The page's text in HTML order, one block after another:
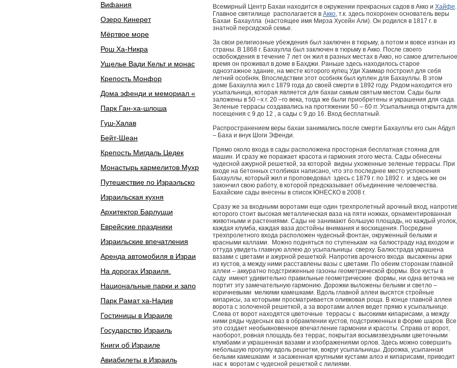
Вифания
Озеро Кинерет
Мёртвое море
Рош Ха-Никра
Ущелье Вади Кельт и монас
Крепость Монфор
Дома эфенди и мемориал «
Парк Ган-ха-шлоша
Гуш-Халав
Бейт-Шеан
Крепость Мигдаль Цедек
Монастырь кармелитов Мухр
Путешествие по Израэльско
Израильская кухня
Архитектор Барлуцци
Еврейские праздники
Израильские впечатления
Аренда автомобиля в Израи
На дорогах Израиля.
Национальные парки и запо
Парк Рамат ха-Надив
Гостиницы в Израиле
Государство Израиль
Книги об Израиле
Авиабилеты в Израиль
Всемирный Центр Бахаи находится в окружении прекрасных садов в Акко и Хайфе.
Главное святилище располагается в Акко, т.к. здесь похоронен основатель веры
Бахаи Бахаулла (настоящее имя Мирза Хусейн Али). Он родился в 1817 г. в
знатной персидской семье.
За свои религиозные убеждения был заключен в тюрьму, а потом и вовсе изгнан из
страны. В 1868 г. Бахаулла был заключен в тюрьму в Акко. После своего
освобождения в течение 7 лет он жил в разных местах в Акко, но самое длительное
время он проживал в доме в Бахджи. Раньше здесь находилось старое
одноэтажное здание, на месте которого купец Уди Хаммар построил для себя
летний особняк. Впоследствии этот особняк был куплен для Бахауллы. В этом
доме Бахаулла жил с 1879 года до своей смерти в 1892 году. Рядом находится его
усыпальница, которая является для бахаи самым святым местом. Сады были
заложены в 50 –х г. 20 –го века, тогда же были приобретены и украшения для сада.
Зеленые террасы создавались на протяжении 50 – 60 гг. Усыпальница открыта для
посещения с 9 до 12 , а сады с 9 до 16. Вход бесплатный.
Распространением веры бахаи занимались после смерти Бахауллы его сын Абдул
– Баха и внук Шоги Эфенди.
Прямо около входа в сады расположена просторная бесплатная стоянка для
машин. И сразу же поражает красота и гармония этого места. Сады обнесены
чудесной ажурной решеткой, за которой видны ухоженные зеленые террасы. При
входе на бетонных столбиках написано, что это последнее место успокоения
Бахауллы, который жил и проповедовал здесь с 1879 г. по 1892 г. и здесь же он
закончил свою работу, в которой предсказывает объединение человечества.
Бахайские сады внесены в список ЮНЕСКО в 2008 г.
Сразу же за входными воротами еще один трехпролетный арочный вход, напротив
которого стоит высокая металлическая ваза на пяти ножках, орнаментированная
животными и растениями. Сады не занимают большую площадь, но каждый уголок,
каждая клумба, каждая ваза достойны внимания и восхищения. Посредине
трехпролетного входа расположен чудесный фонтан, окруженный белыми и
красными каллами. Можно подняться по ступенькам на балюстраду над входом и
оттуда увидеть главную аллею до усыпальницы сверху. Балюстрада украшена
вазами с цветами и ажурной решеткой. Напротив арочного входа высажены арки
из кустов, а между ними расставлены вазы с цветами. По обеим сторонам главной
аллеи – аккуратно подстриженные газоны геометрической формы. Все кусты в
саду имеют удивительно правильные геометрические формы, ни одна веточка не
портит эту замечательную гармонию. Дорожки выложены белыми и светло –
коричневыми мелкими камешками. Вдоль главной аллеи высятся стройные
кипарисы, за которыми просматривается оливковая роща. В конце главной аллеи
ворота с золоченой решеткой, а за воротами аллея ведет прямо к усыпальнице.
Слева от ворот находятся цветочные террасы с высокими кипарисами, а между
ними ряды чудесных ваз в обрамлении кустов, подстриженных в форме шаров. Все
это создает необыкновенное впечатление гармонии и красоты. Справа от ворот,
наоборот, ровная площадь без террас, покрытая восьмизвездными цветочными
клумбами и украшенная вазами и изображениями орлов. Здесь можно совершить
небольшую прогулку вдоль решетки, вокруг усыпальницы. Дорожка, усыпанная
белыми камешками и засаженная крупными кустами алоэ и кипарисами, приводит
нас к воротам с чудесной решеткой с лилиями.